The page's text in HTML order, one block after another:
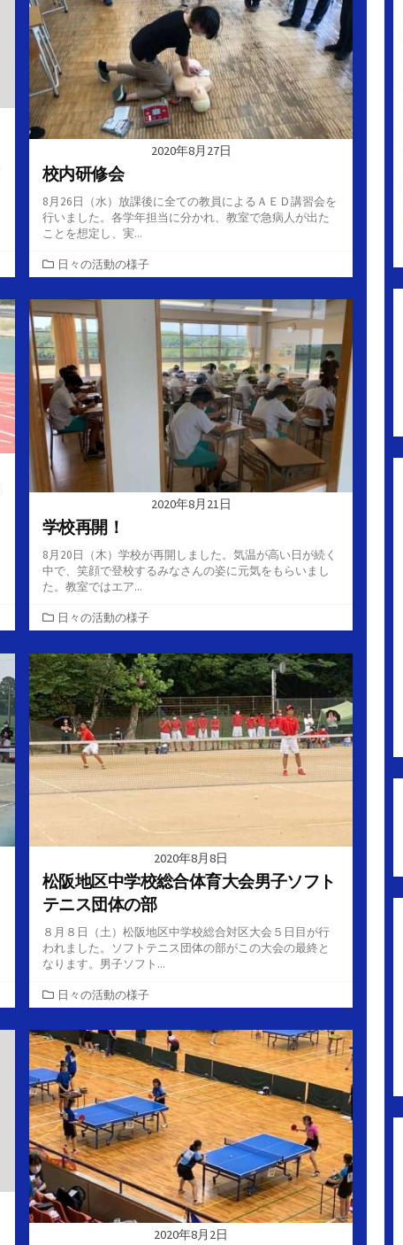
2020年8月27日
校内研修会
8月26日（水）放課後に全ての教員によるＡＥＤ講習会を
行いました。各学年担当に分かれ、教室で急病人が出た
ことを想定し、実...
カ
テ
ゴ
リ
ー
日々の活動の様子
2020年8月21日
学校再開！
8月20日（木）学校が再開しました。気温が高い日が続く
中で、笑顔で登校するみなさんの姿に元気をもらいまし
た。教室ではエア...
カ
テ
ゴ
リ
ー
日々の活動の様子
2020年8月8日
松阪地区中学校総合体育大会男子ソフト
テニス団体の部
８月８日（土）松阪地区中学校総合対区大会５日目が行
われました。ソフトテニス団体の部がこの大会の最終と
なります。男子ソフト...
カ
テ
ゴ
リ
ー
日々の活動の様子
2020年8月2日